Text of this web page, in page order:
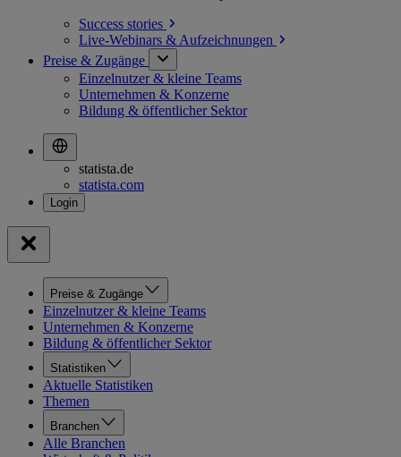
Success stories
Live-Webinars & Aufzeichnungen
Preise & Zugänge
Einzelnutzer & kleine Teams
Unternehmen & Konzerne
Bildung & öffentlicher Sektor
statista.de
statista.com
Preise & Zugänge
Einzelnutzer & kleine Teams
Unternehmen & Konzerne
Bildung & öffentlicher Sektor
Statistiken
Aktuelle Statistiken
Themen
Branchen
Alle Branchen